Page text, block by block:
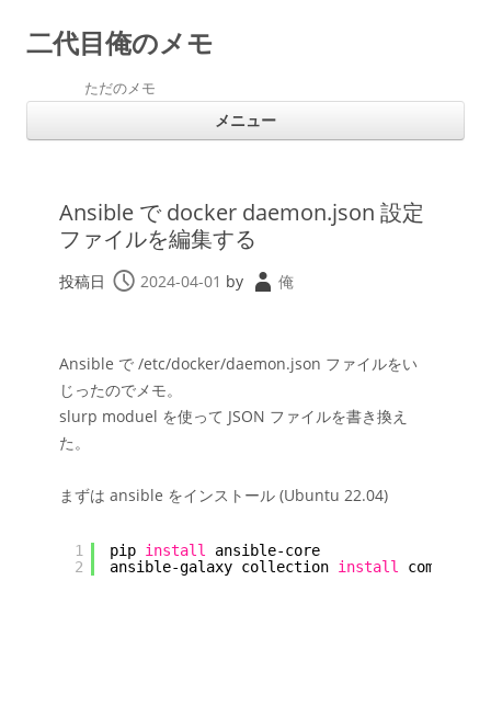
二代目俺のメモ
ただのメモ
メニュー
Ansible で docker daemon.json 設定
ファイルを編集する
投稿日 2024-04-01 by 俺
Ansible で /etc/docker/daemon.json ファイルをい
じったのでメモ。
slurp moduel を使って JSON ファイルを書き換え
た。
まずは ansible をインストール (Ubuntu 22.04)
1
2
pip install
ansible-core
ansible-galaxy collection install